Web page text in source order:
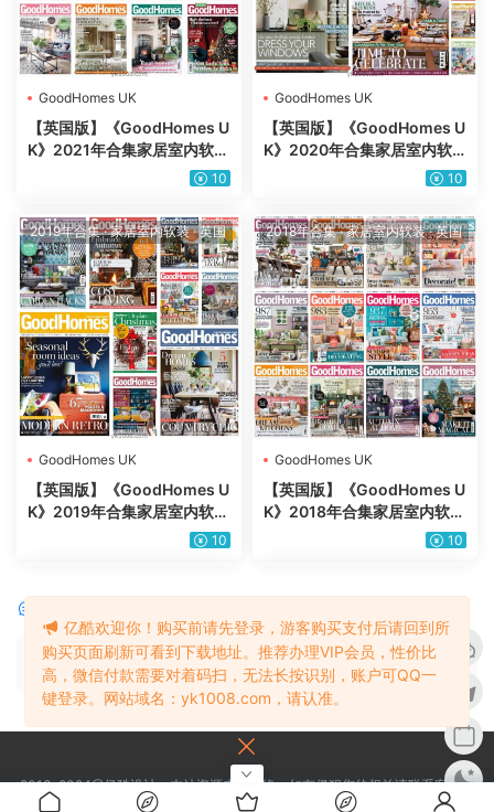
GoodHomes UK
【英国版】《GoodHomes U
K》2021年合集家居室内软装
住宅装饰灵感流行设计PDF杂
10
GoodHomes UK
【英国版】《GoodHomes U
K》2020年合集家居室内软
装住宅装饰灵感流行设计PDF
10
2019年合集·家居室内软装·英国
GoodHomes UK
【英国版】《GoodHomes U
K》2019年合集家居室内软装
住宅装饰灵感流行设计PDF杂
10
2018年合集·家居室内软装·英国
GoodHomes UK
【英国版】《GoodHomes U
K》2018年合集家居室内软装
住宅装饰灵感流行设计PDF杂
10
请先登录
2013-2024@亿酷设计，本站资源来源网络，如有侵犯您的权益请联系客服，
我们将会核实后进行处理谢谢。
亿酷欢迎你！购买前请先登录，游客购买支付后请回到所
购买页面刷新可看到下载地址。推荐办理VIP会员，性价比
高，微信付款需要对着码扫，无法长按识别，账户可QQ一
键登录。网站域名：yk1008.com，请认准。